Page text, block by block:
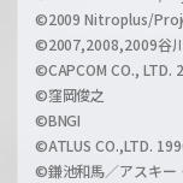
©2009 Nitroplus/
©2007,2008,2009谷
©CAPCOM CO., LTD.
©窪岡俊之
©BNGI
©ATLUS CO.,LTD.
©鎌池和馬／アスキー